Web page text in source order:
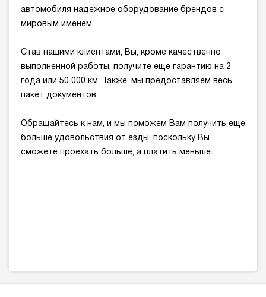
автомобиля надежное оборудование брендов с
мировым именем.
Став нашими клиентами, Вы, кроме качественно
выполненной работы, получите еще гарантию на 2
года или 50 000 км. Также, мы предоставляем весь
пакет документов.
Обращайтесь к нам, и мы поможем Вам получить еще
больше удовольствия от езды, поскольку Вы
сможете проехать больше, а платить меньше.